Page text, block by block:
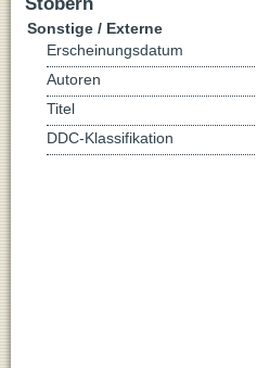
Sonstige / Externe
Erscheinungsdatum
Autoren
Titel
DDC-Klassifikation